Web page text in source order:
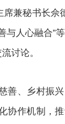
兼秘书长佘
与人心融合”
讨论。
、乡村振
协作机制，